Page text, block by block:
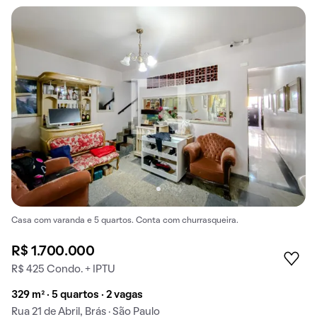
Casa com varanda e 5 quartos. Conta com churrasqueira.
R$ 1.700.000
R$ 425 Condo. + IPTU
329 m² · 5 quartos · 2 vagas
Rua 21 de Abril, Brás · São Paulo